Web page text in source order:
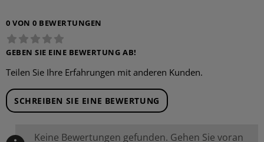
0 VON 0 BEWERTUNGEN
GEBEN SIE EINE BEWERTUNG AB!
Teilen Sie Ihre Erfahrungen mit anderen Kunden.
SCHREIBEN SIE EINE BEWERTUNG
Keine Bewertungen gefunden. Gehen Sie voran